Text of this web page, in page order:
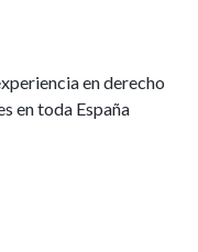
en derecho
en toda España